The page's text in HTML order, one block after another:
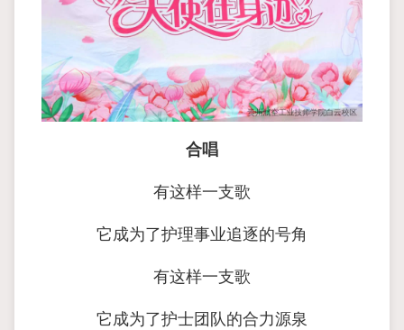
合唱
有这样一支歌
它成为了护理事业追逐的号角
有这样一支歌
它成为了护士团队的合力源泉